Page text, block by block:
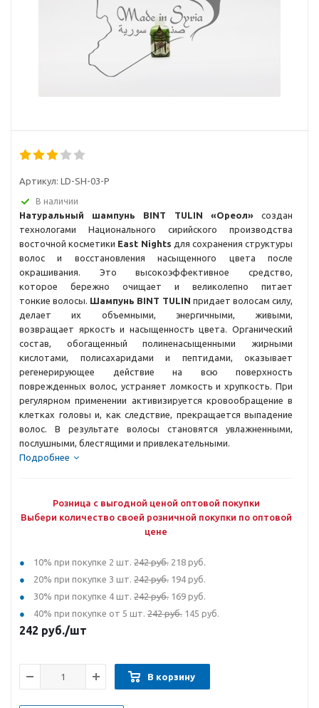
Артикул: LD-SH-03-P
В наличии
Натуральный шампунь BINT TULIN «Ореол»создан
технологами Национального сирийского производства
восточной косметики East Nights для сохранения структуры
волос и восстановления насыщенного цвета после
окрашивания. Это высокоэффективное средство,
которое бережно очищает и великолепно питает
тонкие волосы. Шампунь BINT TULIN придает волосам силу,
делает их объемными, энергичными, живыми,
возвращает яркость и насыщенность цвета. Органический
состав, обогащенный полиненасыщенными жирными
кислотами, полисахаридами и пептидами, оказывает
регенерирующее действие на всю поверхность
поврежденных волос, устраняет ломкость и хрупкость. При
регулярном применении активизируется кровообращение в
клетках головы и, как следствие, прекращается выпадение
волос. В результате волосы становятся увлажненными,
послушными, блестящими и привлекательными.
Подробнее
Розница с выгодной ценой оптовой покупки
Выбери количество своей розничной покупки по оптовой
цене
10% при покупке 2 шт. 242 руб. 218 руб.
20% при покупке 3 шт. 242 руб. 194 руб.
30% при покупке 4 шт. 242 руб. 169 руб.
40% при покупке от 5 шт. 242 руб. 145 руб.
242 руб./шт
В корзину